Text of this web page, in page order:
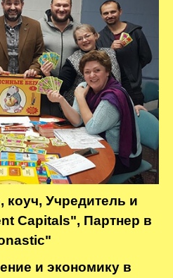
коуч, Учредитель и
Capitals", Партнер в
и экономику в